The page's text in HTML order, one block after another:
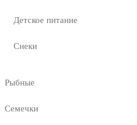
Детское питание
Снеки
Рыбные
Семечки